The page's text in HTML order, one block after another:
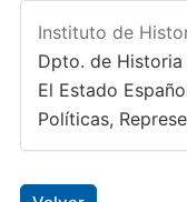
Instituto de
Dpto. de
El Estado
Políticas,